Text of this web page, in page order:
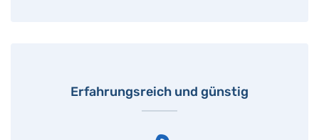
Erfahrungsreich und günstig